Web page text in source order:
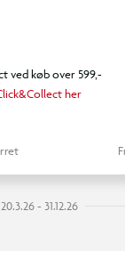
ved køb over 599,-
her
- 31.12.26